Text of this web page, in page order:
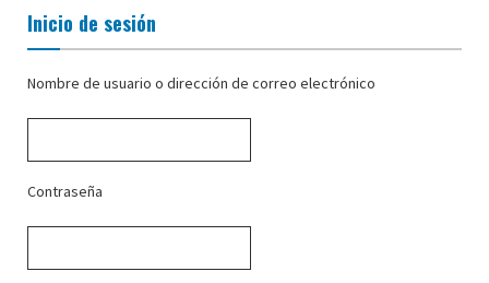
Inicio de sesión
Nombre de usuario o dirección de correo electrónico
Contraseña